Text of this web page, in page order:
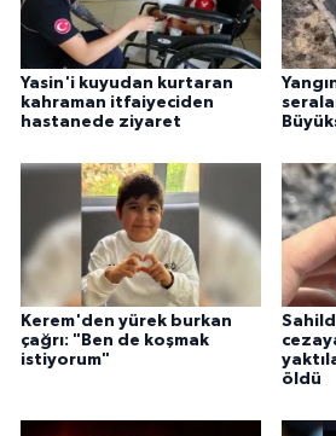
Yasin'i kuyudan kurtaran
kahraman itfaiyeciden
hastanede ziyaret
Kerem'den yürek burkan
çağrı: "Ben de koşmak
istiyorum"
öldü